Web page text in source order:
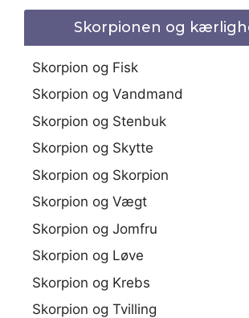
Skorpionen og
Skorpion og Fisk
Skorpion og Vandmand
Skorpion og Stenbuk
Skorpion og Skytte
Skorpion og Skorpion
Skorpion og Vægt
Skorpion og Jomfru
Skorpion og Løve
Skorpion og Krebs
Skorpion og Tvilling